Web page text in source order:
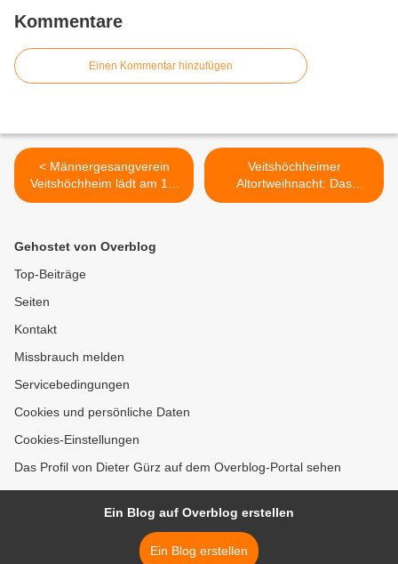
Kommentare
Einen Kommentar hinzufügen
< Männergesangverein
Veitshöchheim lädt am 10.
Dezember 2022, 17 Uhr
Vituskirche ein
Veitshöchheimer
Altortweihnacht: Das
Weihnachtshaus in der
Gehostet von Overblog
Top-Beiträge
Seiten
Kontakt
Missbrauch melden
Servicebedingungen
Cookies und persönliche Daten
Cookies-Einstellungen
Das Profil von Dieter Gürz auf dem Overblog-Portal sehen
Ein Blog auf Overblog erstellen
Ein Blog erstellen